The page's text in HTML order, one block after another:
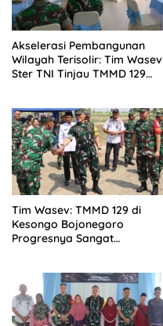
Akselerasi Pembangunan
Wilayah Terisolir: Tim Wasev
Ster TNI Tinjau TMMD 129
Tim Wasev: TMMD 129 di
Kesongo Bojonegoro
Progresnya Sangat